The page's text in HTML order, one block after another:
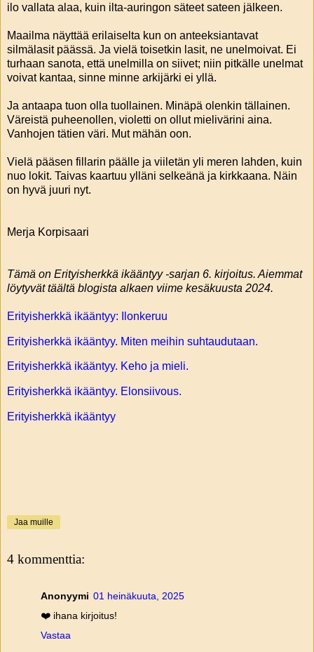
ilo vallata alaa, kuin ilta-auringon säteet sateen jälkeen.
Maailma näyttää erilaiselta kun on anteeksiantavat
silmälasit päässä. Ja vielä toisetkin lasit, ne unelmoivat. Ei
turhaan sanota, että unelmilla on siivet; niin pitkälle unelmat
voivat kantaa, sinne minne arkijärki ei yllä.
Ja antaapa tuon olla tuollainen. Minäpä olenkin tällainen.
Väreistä puheenollen, violetti on ollut mielivärini aina.
Vanhojen tätien väri. Mut mähän oon.
Vielä pääsen fillarin päälle ja viiletän yli meren lahden, kuin
nuo lokit. Taivas kaartuu ylläni selkeänä ja kirkkaana. Näin
on hyvä juuri nyt.
Merja Korpisaari
Tämä on Erityisherkkä ikääntyy -sarjan 6. kirjoitus. Aiemmat
löytyvät täältä blogista alkaen viime kesäkuusta 2024.
Erityisherkkä ikääntyy: Ilonkeruu
Erityisherkkä ikääntyy. Miten meihin suhtaudutaan.
Erityisherkkä ikääntyy. Keho ja mieli.
Erityisherkkä ikääntyy. Elonsiivous.
Erityisherkkä ikääntyy
Jaa muille
4 kommenttia:
Anonyymi 01 heinäkuuta, 2025
❤️ ihana kirjoitus!
Vastaa